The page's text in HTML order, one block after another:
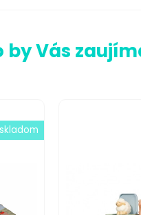
by Vás
skladom